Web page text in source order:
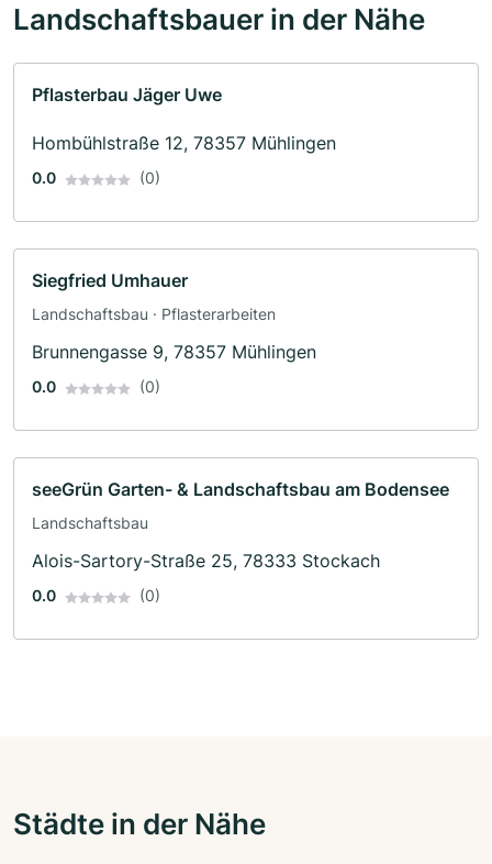
Landschaftsbauer in der Nähe
Pflasterbau Jäger Uwe
Hombühlstraße 12, 78357 Mühlingen
0.0 (0)
Siegfried Umhauer
Landschaftsbau · Pflasterarbeiten
Brunnengasse 9, 78357 Mühlingen
0.0 (0)
seeGrün Garten- & Landschaftsbau am Bodensee
Landschaftsbau
Alois-Sartory-Straße 25, 78333 Stockach
0.0 (0)
Städte in der Nähe